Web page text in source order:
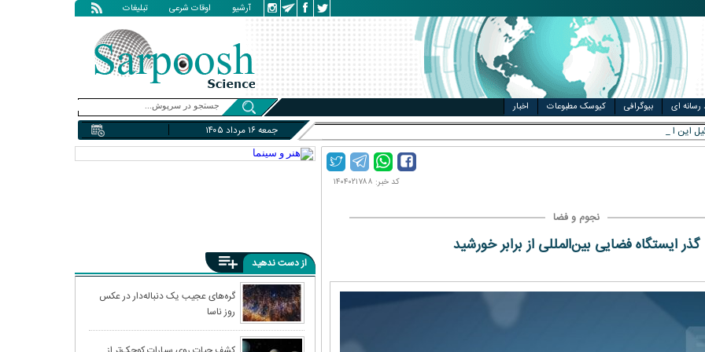
تبلیغات اوقات شرعی آرشیو خودرو
رسانه ای بیوگرافی کیوسک مطبوعات اخبار
جمعه ۱۶ مرداد ۱۴۰۵
کد خبر: ۱۴۰۴۰۲۱۷۸۸
نجوم و فضا
گذر ایستگاه فضایی بین‌المللی از برابر خورشید
از دست ندهید
گره‌های عجیب یک دنباله‌دار در عکس
روز ناسا